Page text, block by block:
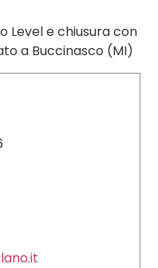
Level e chiusura con
a Buccinasco (MI)